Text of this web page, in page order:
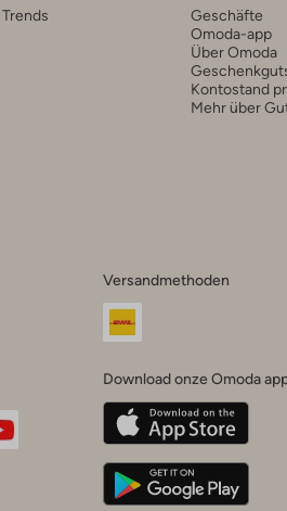
Geschäfte
Omoda-app
Über Omoda
Kontostand
Mehr über
Versandmethoden
Download onze Omoda